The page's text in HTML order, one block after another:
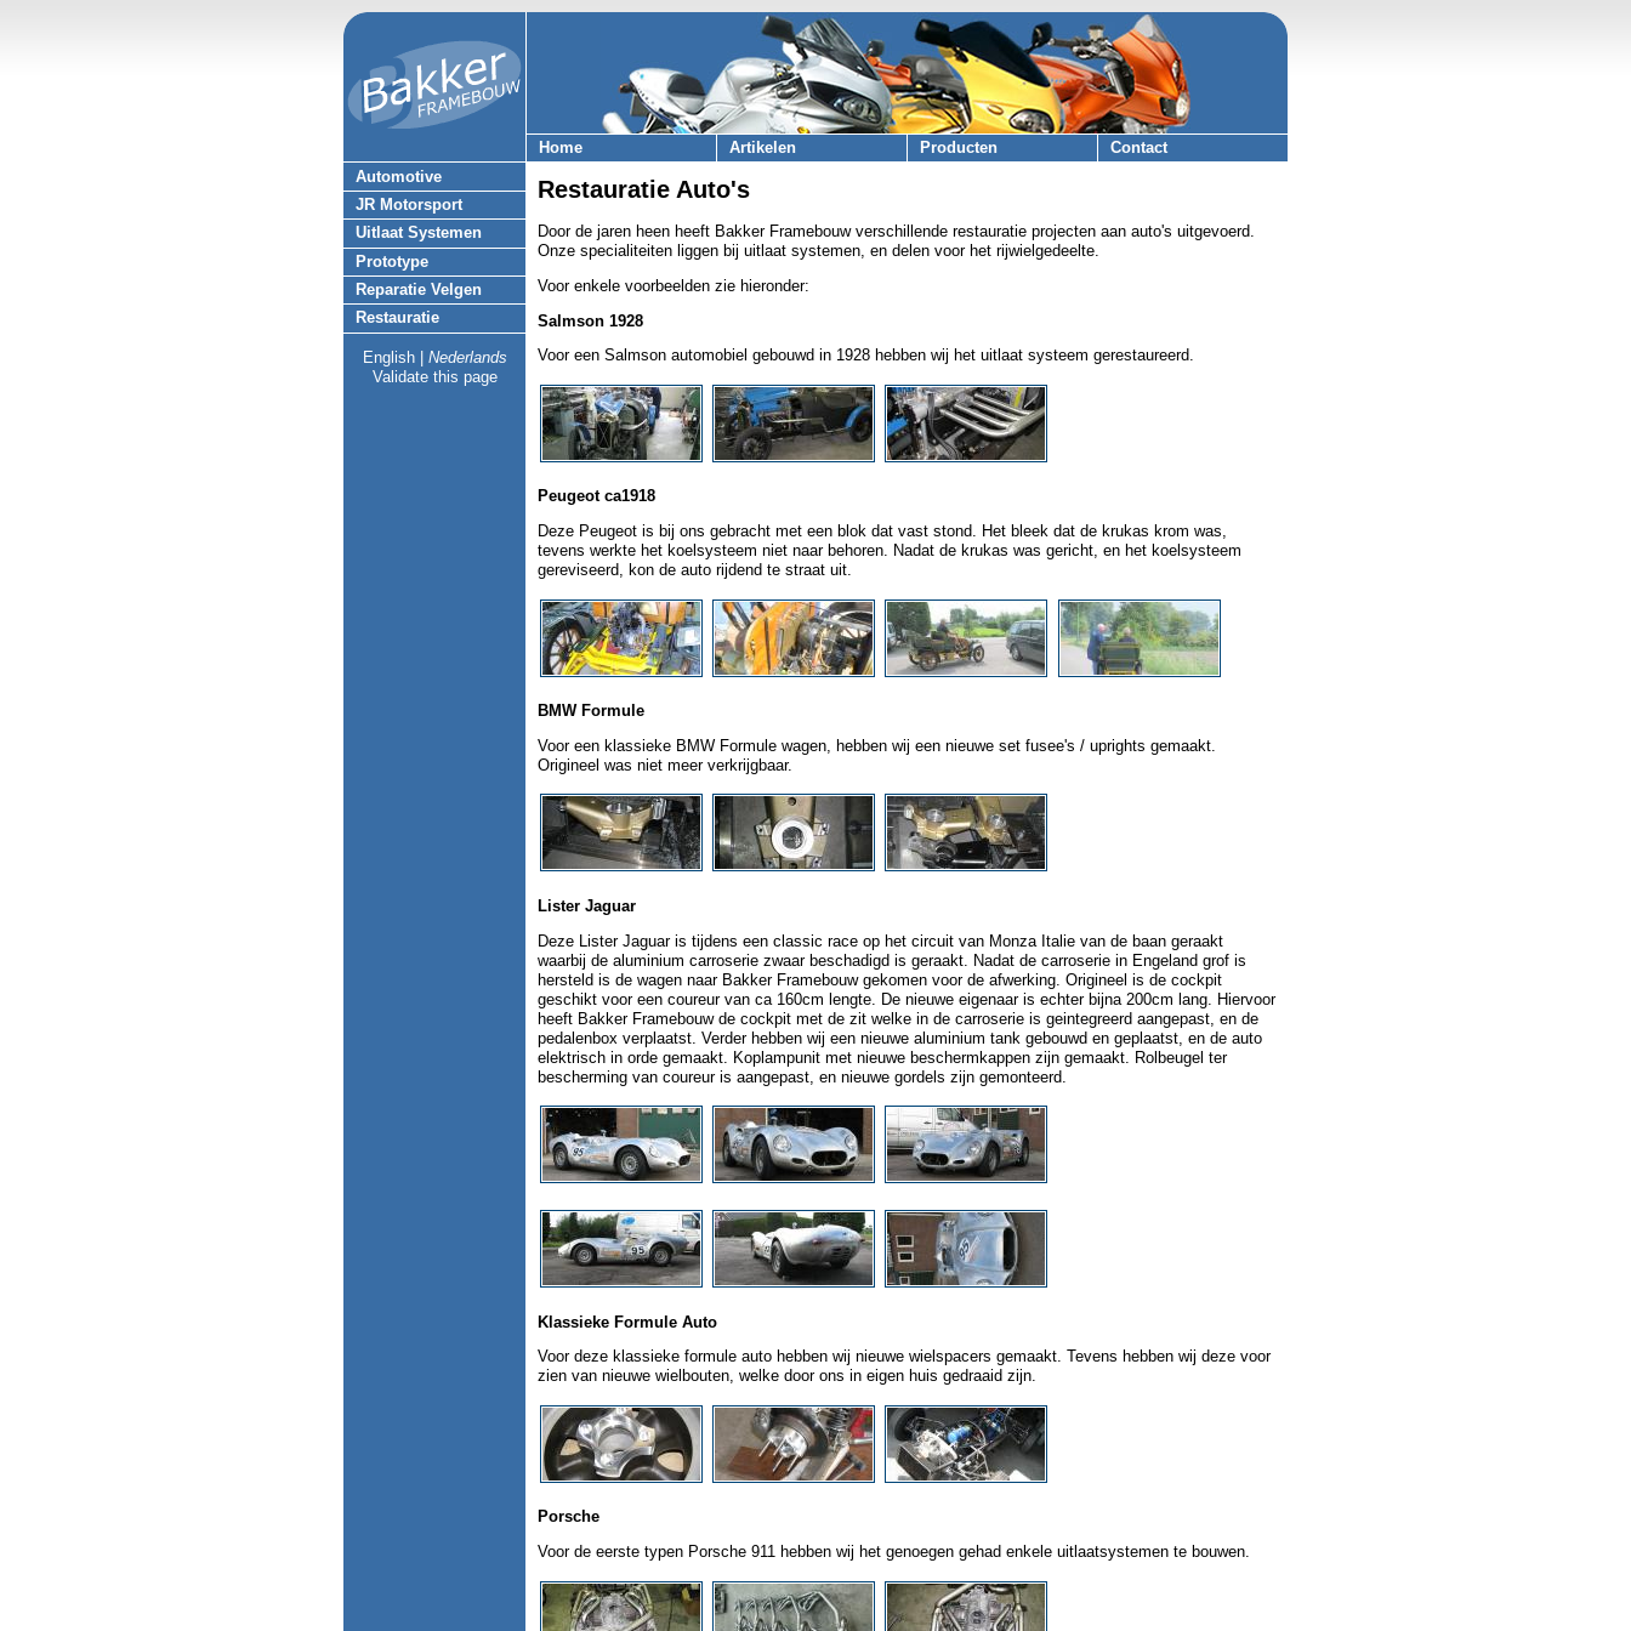
Home Artikelen Producten
Contact
Automotive
JR Motorsport
Uitlaat Systemen
Prototype
Reparatie Velgen
Restauratie
English| Nederlands
Validate this page
Restauratie Auto's
Door de jaren heen heeft Bakker Framebouw verschillende restauratie projecten aan auto's uitgevoerd.
Onze specialiteiten liggen bij uitlaat systemen, en delen voor het rijwielgedeelte.
Voor enkele voorbeelden zie hieronder:
Salmson 1928
Voor een Salmson automobiel gebouwd in 1928 hebben wij het uitlaat systeem gerestaureerd.
Peugeot ca1918
Deze Peugeot is bij ons gebracht met een blok dat vast stond. Het bleek dat de krukas krom was,
tevens werkte het koelsysteem niet naar behoren. Nadat de krukas was gericht, en het koelsysteem
gereviseerd, kon de auto rijdend te straat uit.
BMW Formule
Voor een klassieke BMW Formule wagen, hebben wij een nieuwe set fusee's / uprights gemaakt.
Origineel was niet meer verkrijgbaar.
Lister Jaguar
Deze Lister Jaguar is tijdens een classic race op het circuit van Monza Italie van de baan geraakt
waarbij de aluminium carroserie zwaar beschadigd is geraakt. Nadat de carroserie in Engeland grof is
hersteld is de wagen naar Bakker Framebouw gekomen voor de afwerking. Origineel is de cockpit
geschikt voor een coureur van ca 160cm lengte. De nieuwe eigenaar is echter bijna 200cm lang. Hiervoor
heeft Bakker Framebouw de cockpit met de zit welke in de carroserie is geintegreerd aangepast, en de
pedalenbox verplaatst. Verder hebben wij een nieuwe aluminium tank gebouwd en geplaatst, en de auto
elektrisch in orde gemaakt. Koplampunit met nieuwe beschermkappen zijn gemaakt. Rolbeugel ter
bescherming van coureur is aangepast, en nieuwe gordels zijn gemonteerd.
Klassieke Formule Auto
Voor deze klassieke formule auto hebben wij nieuwe wielspacers gemaakt. Tevens hebben wij deze voor
zien van nieuwe wielbouten, welke door ons in eigen huis gedraaid zijn.
Porsche
Voor de eerste typen Porsche 911 hebben wij het genoegen gehad enkele uitlaatsystemen te bouwen.